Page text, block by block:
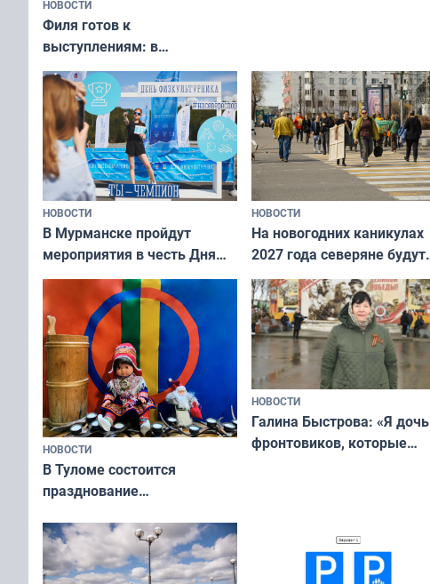
НОВОСТИ
Филя готов к
выступлениям: в
мурманском океанариуме
рассказали о состоянии
тюленей
НОВОСТИ
В Мурманске пройдут
мероприятия в честь Дня
физкультурника
НОВОСТИ
На новогодних каникулах
2027 года северяне будут
отдыхать 11 дней
НОВОСТИ
В Туломе состоится
празднование
коренных народов мира
НОВОСТИ
Галина Быстрова: «Я дочь
фронтовиков, которые